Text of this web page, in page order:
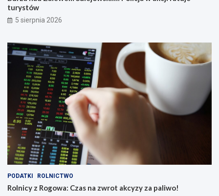
turystów
5 sierpnia 2026
PODATKI ROLNICTWO
Rolnicy z Rogowa: Czas na zwrot akcyzy za paliwo!